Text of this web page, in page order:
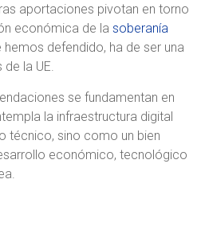
aportaciones pivotan en torno
económica de lasoberanía
defendido, ha de ser una
la UE.
se fundamentan en
la infraestructura digital
técnico, sino como un bien
económico, tecnológico